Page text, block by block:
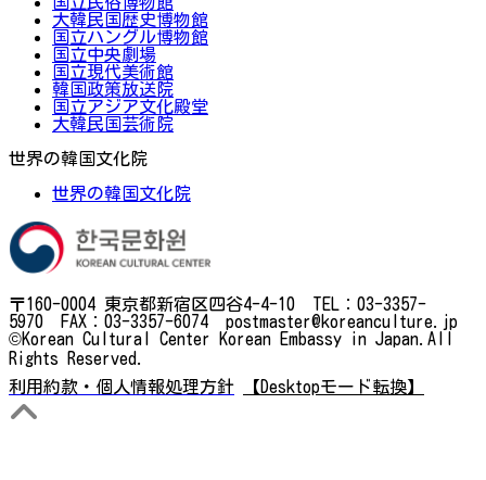
大韓民国歴史博物館
国立ハングル博物館
国立中央劇場
国立現代美術館
韓国政策放送院
国立アジア文化殿堂
大韓民国芸術院
世界の韓国文化院
世界の韓国文化院
〒160-0004 東京都新宿区四谷4-4-10 TEL：03-3357-
5970 FAX：03-3357-6074 postmaster@koreanculture.jp
©Korean Cultural Center Korean Embassy in Japan.All
Rights Reserved.
利用約款・個人情報処理方針
【Desktopモード転換】